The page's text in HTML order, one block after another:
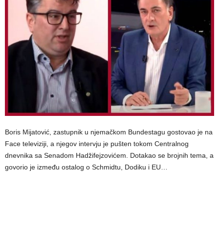
Boris Mijatović, zastupnik u njemačkom Bundestagu gostovao je na
Face televiziji, a njegov intervju je pušten tokom Centralnog
dnevnika sa Senadom Hadžifejzovićem. Dotakao se brojnih tema, a
govorio je između ostalog o Schmidtu, Dodiku i EU…